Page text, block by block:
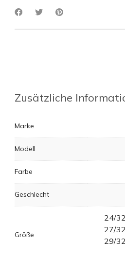
Zusätzliche
Marke
Modell
Farbe
Geschlecht
Größe
24/
27/
29/